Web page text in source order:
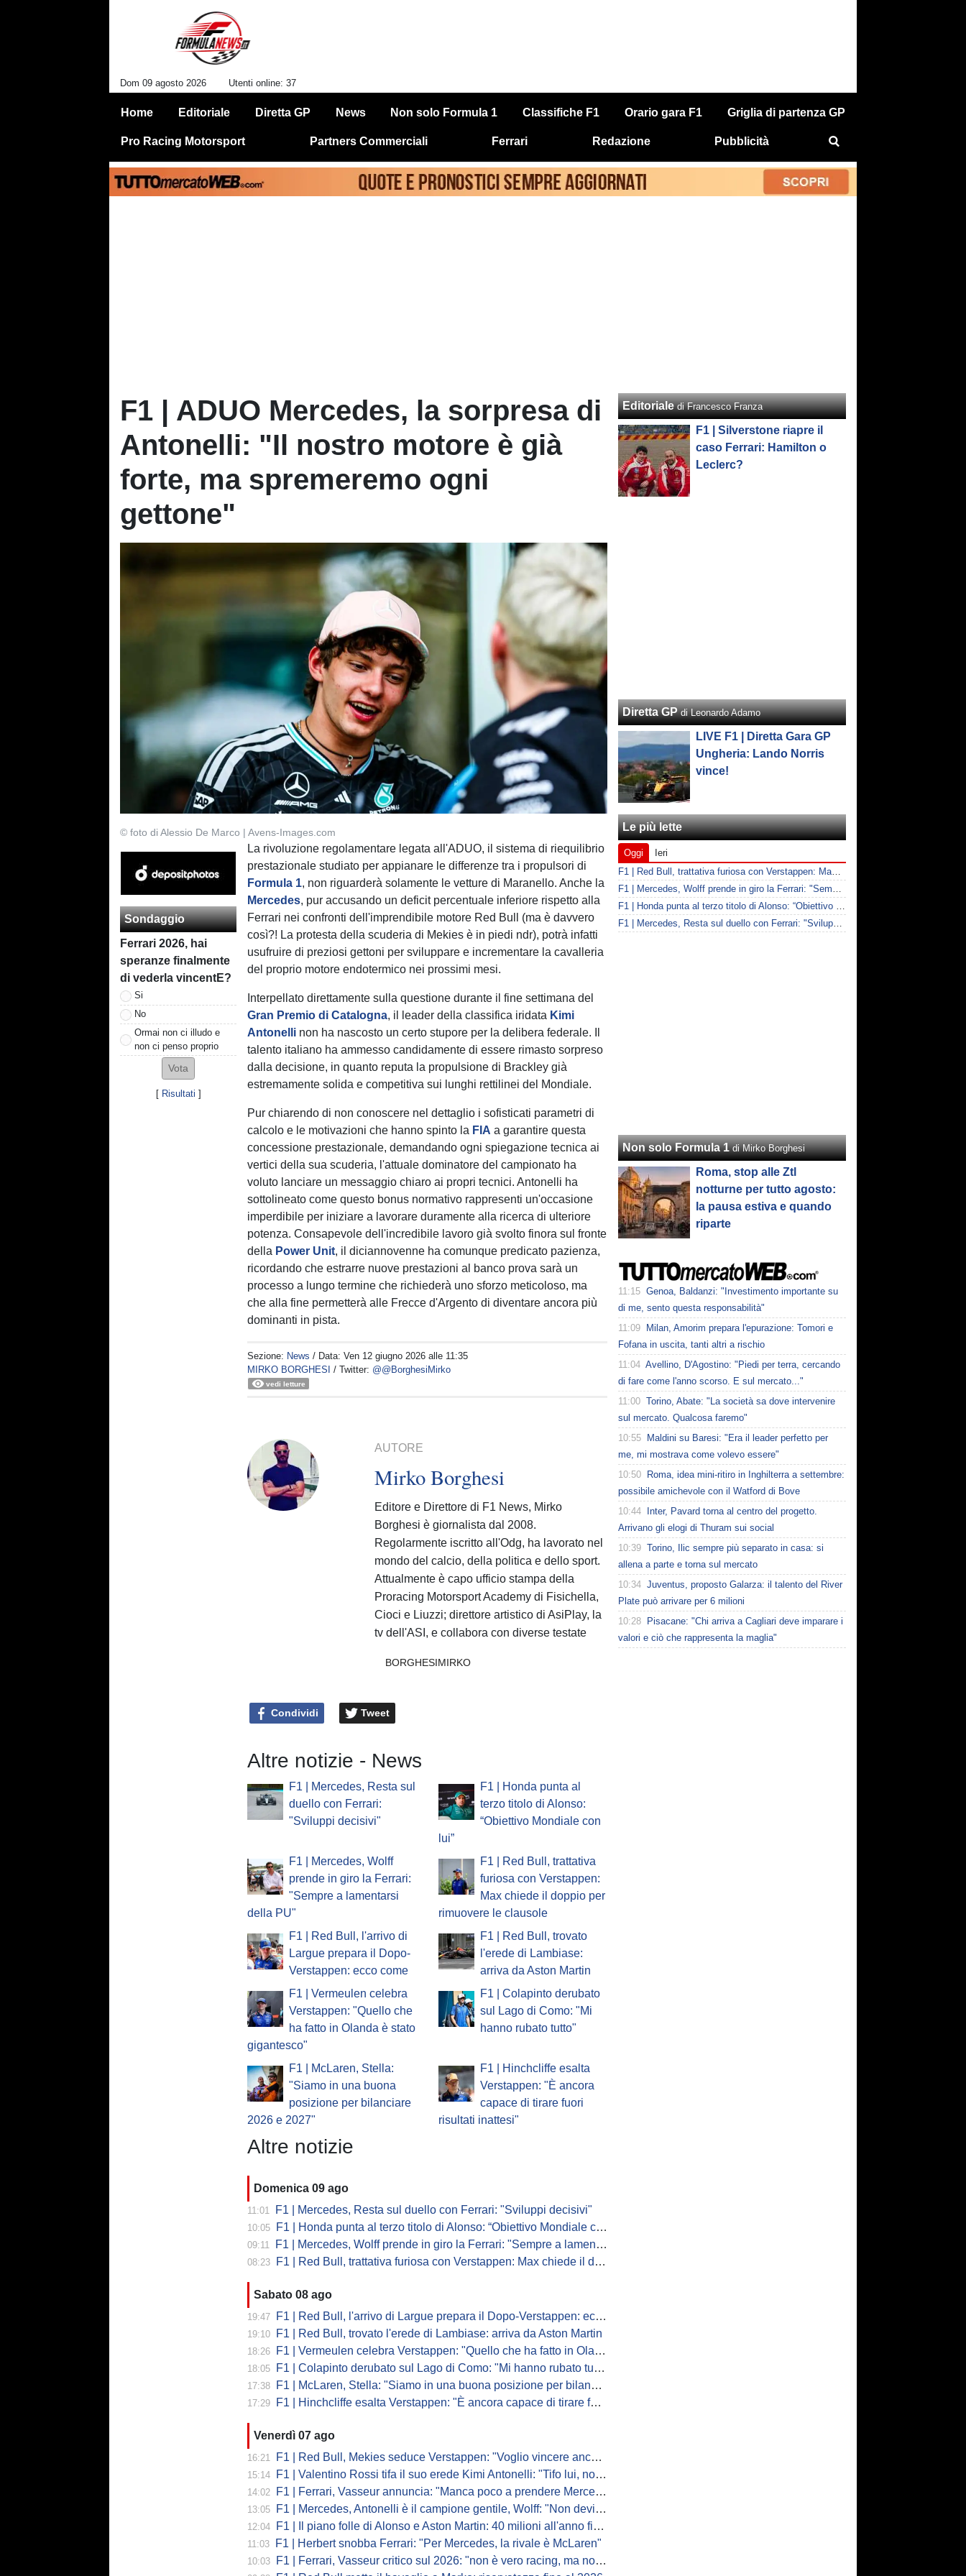
Dom 09 agosto 2026 Utenti online: 37
Home Editoriale Diretta GP News Non solo Formula 1 Classifiche F1 Orario gara F1 Griglia di partenza GP
Pro Racing Motorsport Partners Commerciali Ferrari Redazione Pubblicità
F1 | ADUO Mercedes, la sorpresa di
Antonelli: "Il nostro motore è già
forte, ma spremeremo ogni
gettone"
© foto di Alessio De Marco | Avens-Images.com
Sondaggio
Ferrari 2026, hai
speranze finalmente
di vederla vincentE?
Si
No
Ormai non ci illudo e
non ci penso proprio
[ Risultati ]
La rivoluzione regolamentare legata all'ADUO, il sistema di riequilibrio
prestazionale studiato per appianare le differenze tra i propulsori di
Formula 1, non riguarderà solamente le vetture di Maranello. Anche la
Mercedes, pur accusando un deficit percentuale inferiore rispetto alla
Ferrari nei confronti dell'imprendibile motore Red Bull (ma è davvero
così?! La protesta della scuderia di Mekies è in piedi ndr), potrà infatti
usufruire di preziosi gettoni per sviluppare e incrementare la cavalleria
del proprio motore endotermico nei prossimi mesi.
Interpellato direttamente sulla questione durante il fine settimana del
Gran Premio di Catalogna, il leader della classifica iridata Kimi
Antonelli non ha nascosto un certo stupore per la delibera federale. Il
talento italiano ha ammesso candidamente di essere rimasto sorpreso
dalla decisione, in quanto reputa la propulsione di Brackley già
estremamente solida e competitiva sui lunghi rettilinei del Mondiale.
Pur chiarendo di non conoscere nel dettaglio i sofisticati parametri di
calcolo e le motivazioni che hanno spinto la FIA a garantire questa
concessione prestazionale, demandando ogni spiegazione tecnica ai
vertici della sua scuderia, l'attuale dominatore del campionato ha
voluto lanciare un messaggio chiaro ai propri tecnici. Antonelli ha
sottolineato come questo bonus normativo rappresenti un'occasione
imperdibile per iniziare a lavorare duramente alla ricerca di ulteriore
potenza. Consapevole dell'incredibile lavoro già svolto finora sul fronte
della Power Unit, il diciannovenne ha comunque predicato pazienza,
ricordando che estrarre nuove prestazioni al banco prova sarà un
processo a lungo termine che richiederà uno sforzo meticoloso, ma
che alla fine permetterà alle Frecce d'Argento di diventare ancora più
dominanti in pista.
Sezione: News / Data:Ven 12 giugno 2026 alle 11:35
MIRKO BORGHESI
/ Twitter: @@BorghesiMirko
vedi letture
AUTORE
Mirko Borghesi
Editore e Direttore di F1 News, Mirko
Borghesi è giornalista dal 2008.
Regolarmente iscritto all'Odg, ha lavorato nel
mondo del calcio, della politica e dello sport.
Attualmente è capo ufficio stampa della
Proracing Motorsport Academy di Fisichella,
Cioci e Liuzzi; direttore artistico di AsiPlay, la
tv dell'ASI, e collabora con diverse testate
BORGHESIMIRKO
Condividi Tweet
Altre notizie - News
F1 | Mercedes, Resta sul
duello con Ferrari:
"Sviluppi decisivi"
F1 | Honda punta al
terzo titolo di Alonso:
“Obiettivo Mondiale con
lui”
F1 | Mercedes, Wolff
prende in giro la Ferrari:
"Sempre a lamentarsi
della PU"
F1 | Red Bull, trattativa
furiosa con Verstappen:
Max chiede il doppio per
rimuovere le clausole
F1 | Red Bull, l'arrivo di
Largue prepara il Dopo-
Verstappen: ecco come
F1 | Red Bull, trovato
l'erede di Lambiase:
arriva da Aston Martin
F1 | Vermeulen celebra
Verstappen: "Quello che
ha fatto in Olanda è stato
gigantesco"
F1 | Colapinto derubato
sul Lago di Como: "Mi
hanno rubato tutto"
F1 | McLaren, Stella:
"Siamo in una buona
posizione per bilanciare
2026 e 2027"
F1 | Hinchcliffe esalta
Verstappen: "È ancora
capace di tirare fuori
risultati inattesi"
Altre notizie
Domenica 09 ago
11:01 F1 | Mercedes, Resta sul duello con Ferrari: "Sviluppi decisivi"
10:05 F1 | Honda punta al terzo titolo di Alonso: “Obiettivo Mondiale con lui”
09:11 F1 | Mercedes, Wolff prende in giro la Ferrari: "Sempre a lamentarsi della PU"
08:23 F1 | Red Bull, trattativa furiosa con Verstappen: Max chiede il doppio per rimuovere le clausole
Sabato 08 ago
19:47 F1 | Red Bull, l'arrivo di Largue prepara il Dopo-Verstappen: ecco come
19:10 F1 | Red Bull, trovato l'erede di Lambiase: arriva da Aston Martin
18:26 F1 | Vermeulen celebra Verstappen: "Quello che ha fatto in Olanda è stato gigantesco"
18:05 F1 | Colapinto derubato sul Lago di Como: "Mi hanno rubato tutto"
17:38 F1 | McLaren, Stella: "Siamo in una buona posizione per bilanciare 2026 e 2027"
17:29 F1 | Hinchcliffe esalta Verstappen: "È ancora capace di tirare fuori risultati inattesi"
Venerdì 07 ago
16:21 F1 | Red Bull, Mekies seduce Verstappen: "Voglio vincere anch'io"
15:14 F1 | Valentino Rossi tifa il suo erede Kimi Antonelli: "Tifo lui, non Ferrari"
14:02 F1 | Ferrari, Vasseur annuncia: "Manca poco a prendere Mercedes, ma non basterà l'ADUO"
13:05 F1 | Mercedes, Antonelli è il campione gentile, Wolff: "Non devi essere stronzo per vincere"
12:04 F1 | Il piano folle di Alonso e Aston Martin: 40 milioni all'anno fino ai 47 anni di Nando
11:03 F1 | Herbert snobba Ferrari: "Per Mercedes, la rivale è McLaren"
10:03 F1 | Ferrari, Vasseur critico sul 2026: "non è vero racing, ma non è artificiale"
Editoriale di Francesco Franza
F1 | Silverstone riapre il
caso Ferrari: Hamilton o
Leclerc?
Diretta GP di Leonardo Adamo
LIVE F1 | Diretta Gara GP
Ungheria: Lando Norris
vince!
Le più lette
Oggi
Ieri
F1 | Red Bull, trattativa furiosa con Verstappen: Max chiede il doppio per rimuovere le clausole
F1 | Mercedes, Wolff prende in giro la Ferrari: "Sempre a lamentarsi della PU"
F1 | Honda punta al terzo titolo di Alonso: “Obiettivo Mondiale con lui”
F1 | Mercedes, Resta sul duello con Ferrari: "Sviluppi decisivi"
Non solo Formula 1 di Mirko Borghesi
Roma, stop alle Ztl
notturne per tutto agosto:
la pausa estiva e quando
riparte
11:15 Genoa, Baldanzi: "Investimento importante su
di me, sento questa responsabilità"
11:09
Milan, Amorim prepara l'epurazione: Tomori e
Fofana in uscita, tanti altri a rischio
11:04 Avellino, D'Agostino: "Piedi per terra, cercando
di fare come l'anno scorso. E sul mercato..."
11:00 Torino, Abate: "La società sa dove intervenire
sul mercato. Qualcosa faremo"
10:55
Maldini su Baresi: "Era il leader perfetto per
me, mi mostrava come volevo essere"
10:50
Roma, idea mini-ritiro in Inghilterra a settembre:
possibile amichevole con il Watford di Bove
10:44
Inter, Pavard torna al centro del progetto.
Arrivano gli elogi di Thuram sui social
10:39 Torino, Ilic sempre più separato in casa: si
allena a parte e torna sul mercato
10:34 Juventus, proposto Galarza: il talento del River
Plate può arrivare per 6 milioni
10:28
Pisacane: "Chi arriva a Cagliari deve imparare i
valori e ciò che rappresenta la maglia"